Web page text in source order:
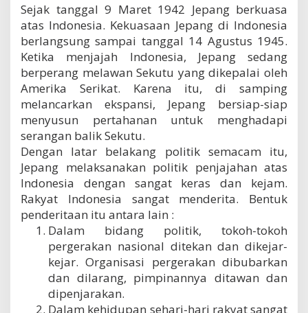
Sejak tanggal 9 Maret 1942 Jepang berkuasa
atas Indonesia. Kekuasaan Jepang di Indonesia
berlangsung sampai tanggal 14 Agustus 1945.
Ketika menjajah Indonesia, Jepang sedang
berperang melawan Sekutu yang dikepalai oleh
Amerika Serikat. Karena itu, di samping
melancarkan ekspansi, Jepang bersiap-siap
menyusun pertahanan untuk menghadapi
serangan balik Sekutu.
Dengan latar belakang politik semacam itu,
Jepang melaksanakan politik penjajahan atas
Indonesia dengan sangat keras dan kejam.
Rakyat Indonesia sangat menderita. Bentuk
penderitaan itu antara lain :
Dalam bidang politik, tokoh-tokoh
pergerakan nasional ditekan dan dikejar-
kejar. Organisasi pergerakan dibubarkan
dan dilarang, pimpinannya ditawan dan
dipenjarakan.
Dalam kehidupan sehari-hari rakyat sangat